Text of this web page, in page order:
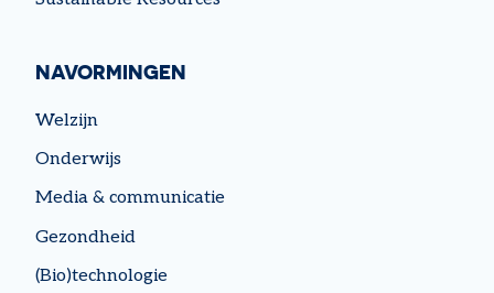
NAVORMINGEN
Welzijn
Onderwijs
Media & communicatie
Gezondheid
(Bio)technologie